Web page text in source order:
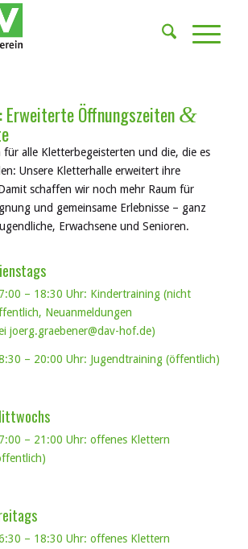
Erweiterte Öffnungszeiten&
für alle Kletterbegeisterten und die, die es
Unsere Kletterhalle erweitert ihre
schaffen wir noch mehr Raum für
und gemeinsame Erlebnisse – ganz
Erwachsene und Senioren.
– 18:30 Uhr: Kindertraining (nicht
Neuanmeldungen
joerg.graebener@dav-hof.de)
– 20:00 Uhr: Jugendtraining (öffentlich)
– 21:00 Uhr: offenes Klettern
– 18:30 Uhr: offenes Klettern